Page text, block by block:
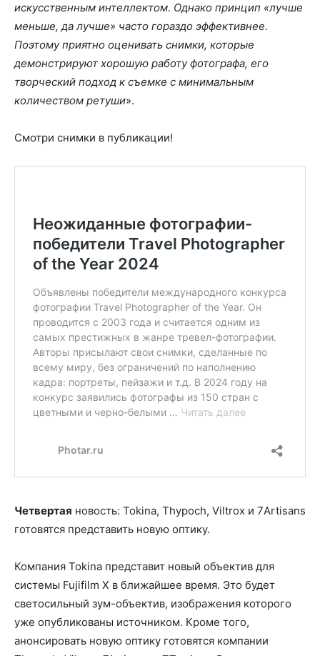
искусственным интеллектом. Однако принцип «лучше
меньше, да лучше» часто гораздо эффективнее.
Поэтому приятно оценивать снимки, которые
демонстрируют хорошую работу фотографа, его
творческий подход к съемке с минимальным
количеством ретуши».
Смотри снимки в публикации!
Четвертая новость: Tokina, Thypoch, Viltrox и 7Artisans
готовятся представить новую оптику.
Компания Tokina представит новый объектив для
системы Fujifilm X в ближайшее время. Это будет
светосильный зум-объектив, изображения которого
уже опубликованы источником. Кроме того,
анонсировать новую оптику готовятся компании